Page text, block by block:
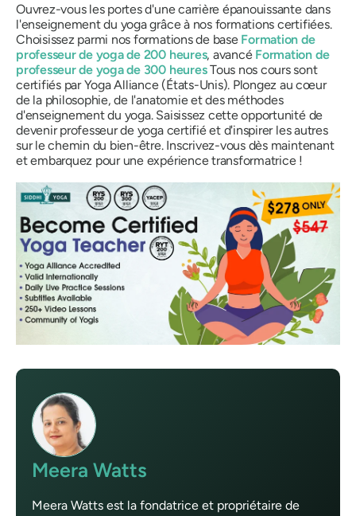
Ouvrez-vous les portes d'une carrière épanouissante dans
l'enseignement du yoga grâce à nos formations certifiées.
Choisissez parmi nos formations de base Formation de
professeur de yoga de 200 heures, avancé Formation de
professeur de yoga de 300 heuresTous nos cours sont
certifiés par Yoga Alliance (États-Unis). Plongez au cœur
de la philosophie, de l'anatomie et des méthodes
d'enseignement du yoga. Saisissez cette opportunité de
devenir professeur de yoga certifié et d'inspirer les autres
sur le chemin du bien-être. Inscrivez-vous dès maintenant
et embarquez pour une expérience transformatrice !
Meera Watts
Meera Watts est la fondatrice et propriétaire de